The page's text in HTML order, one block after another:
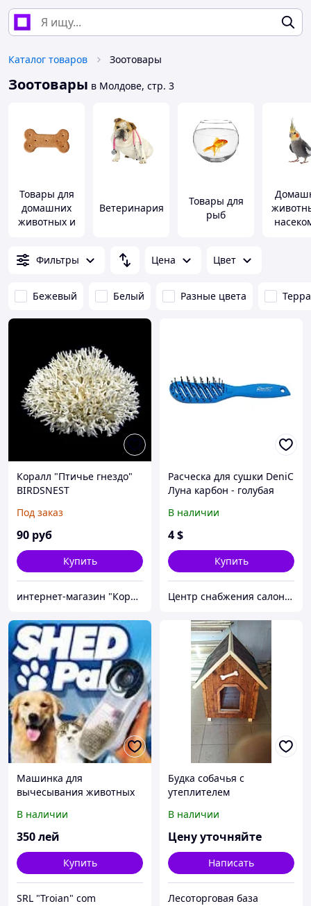
Каталог товаров Зоотовары
Зоотовары в Молдове, стр. 3
Товары для
домашних
животных и
Ветеринария
Товары для
рыб
Фильтры Цена Цвет
Бежевый Белый Разные цвета
Коралл "Птичье гнездо"
BIRDSNEST
Под заказ
90 руб
Купить
интернет-магазин "Коралловый мир"
Расческа для сушки DeniC
Луна карбон - голубая
В наличии
4$
Купить
Центр снабжения салонов красоты DenIC
Машинка для
вычесывания животных
В наличии
350лей
Купить
SRL "Troian" сom
Будка собачья с
утеплителем
В наличии
Цену уточняйте
Написать
Лесоторговая база